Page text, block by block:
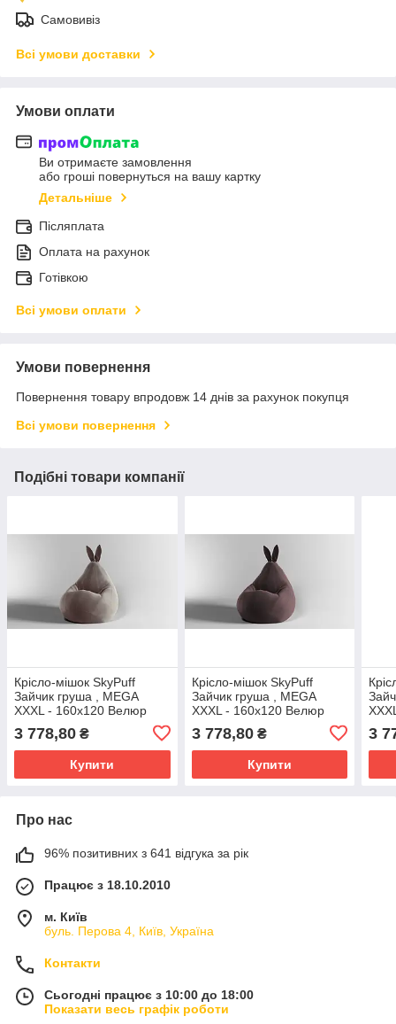
Самовивіз
Всі умови доставки
Умови оплати
Ви отримаєте замовлення
або гроші повернуться на вашу картку
Детальніше
Післяплата
Оплата на рахунок
Готівкою
Всі умови оплати
Умови повернення
Повернення товару впродовж 14 днів за рахунок покупця
Всі умови повернення
Подібні товари компанії
Крісло-мішок SkyPuff
Зайчик груша , MEGA
XXXL - 160х120 Велюр
3 778,80 ₴
Купити
Крісло-мішок SkyPuff
Зайчик груша , MEGA
XXXL - 160х120 Велюр
3 778,80₴
Купити
3
Про нас
96% позитивних з 641 відгука за рік
Працює з 18.10.2010
м. Київ
буль. Перова 4, Київ, Україна
Контакти
Сьогодні працює з 10:00 до 18:00
Показати весь графік роботи